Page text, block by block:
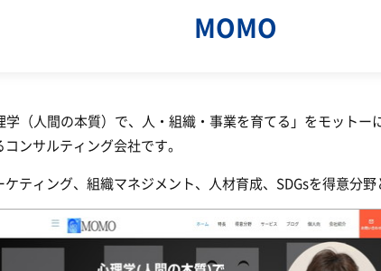
MOMO
学（人間の本質）で、人・組織・事業を育てる」をモットー
ンサルティング会社です。
ティング、組織マネジメント、人材育成、SDGsを得意分野